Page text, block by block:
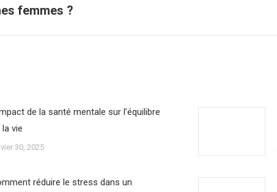
femmes ?
de la santé mentale sur l’équilibre
la vie
30, 2025
réduire le stress dans un